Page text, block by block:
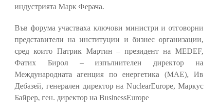
индустрията Марк Ферача.
Във форума участваха ключови министри и отговорни
представители на институции и бизнес организации,
сред които Патрик Мартин – президент на MEDEF,
Фатих Бирол – изпълнителен директор на
Международната агенция по енергетика (МАЕ), Ив
Дебазей, генерален директор на NuclearEurope, Маркус
Байрер, ген. директор на BusinessEurope